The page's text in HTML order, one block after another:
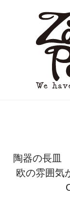
陶器の長皿
欧の雰囲気